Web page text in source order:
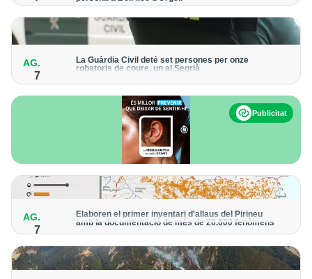
forma progressiva
AG.
7
La Guàrdia Civil deté set persones per onze
robatoris de coure, un al Segrià
Publicitat
AG.
7
Elaboren el primer inventari d'allaus del Pirineu
amb la documentació de més de 20.000 fenòmens
Obra de l'Institut Cartogràfic i Geològic de Catalunya, amb